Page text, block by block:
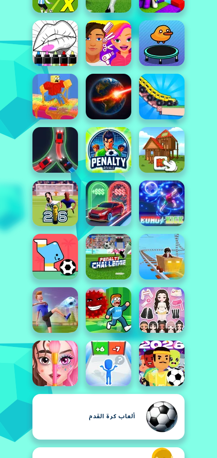
ألعاب كرة القدم